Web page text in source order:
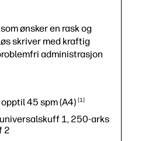
ønsker en rask og
skriver med kraftig
administrasjon
45 spm(A4) 1
1, 250-arks
2